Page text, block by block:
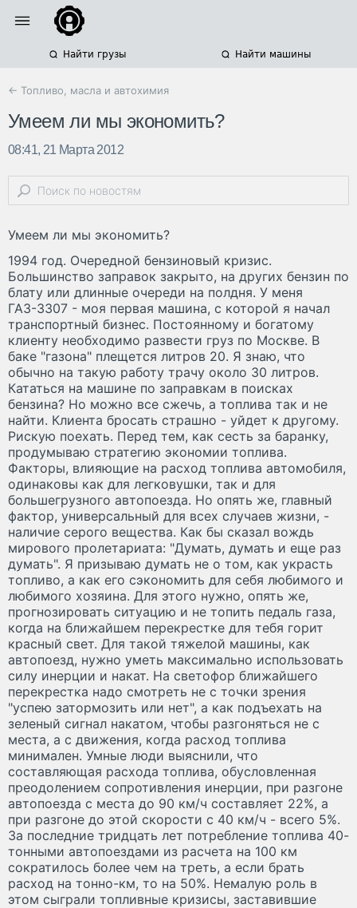
Найти грузы Найти машины
← Топливо, масла и автохимия
Умеем ли мы экономить?
08:41, 21 Марта 2012
Умеем ли мы экономить?
1994 год. Очередной бензиновый кризис.
Большинство заправок закрыто, на других бензин по
блату или длинные очереди на полдня. У меня
ГАЗ-3307 - моя первая машина, с которой я начал
транспортный бизнес. Постоянному и богатому
клиенту необходимо развести груз по Москве. В
баке "газона" плещется литров 20. Я знаю, что
обычно на такую работу трачу около 30 литров.
Кататься на машине по заправкам в поисках
бензина? Но можно все сжечь, а топлива так и не
найти. Клиента бросать страшно - уйдет к другому.
Рискую поехать. Перед тем, как сесть за баранку,
продумываю стратегию экономии топлива.
Факторы, влияющие на расход топлива автомобиля,
одинаковы как для легковушки, так и для
большегрузного автопоезда. Но опять же, главный
фактор, универсальный для всех случаев жизни, -
наличие серого вещества. Как бы сказал вождь
мирового пролетариата: "Думать, думать и еще раз
думать". Я призываю думать не о том, как украсть
топливо, а как его сэкономить для себя любимого и
любимого хозяина. Для этого нужно, опять же,
прогнозировать ситуацию и не топить педаль газа,
когда на ближайшем перекрестке для тебя горит
красный свет. Для такой тяжелой машины, как
автопоезд, нужно уметь максимально использовать
силу инерции и накат. На светофор ближайшего
перекрестка надо смотреть не с точки зрения
"успею затормозить или нет", а как подъехать на
зеленый сигнал накатом, чтобы разгоняться не с
места, а с движения, когда расход топлива
минимален. Умные люди выяснили, что
составляющая расхода топлива, обусловленная
преодолением сопротивления инерции, при разгоне
автопоезда с места до 90 км/ч составляет 22%, а
при разгоне до этой скорости с 40 км/ч - всего 5%.
За последние тридцать лет потребление топлива 40-
тонными автопоездами из расчета на 100 км
сократилось более чем на треть, а если брать
расход на тонно-км, то на 50%. Немалую роль в
этом сыграли топливные кризисы, заставившие